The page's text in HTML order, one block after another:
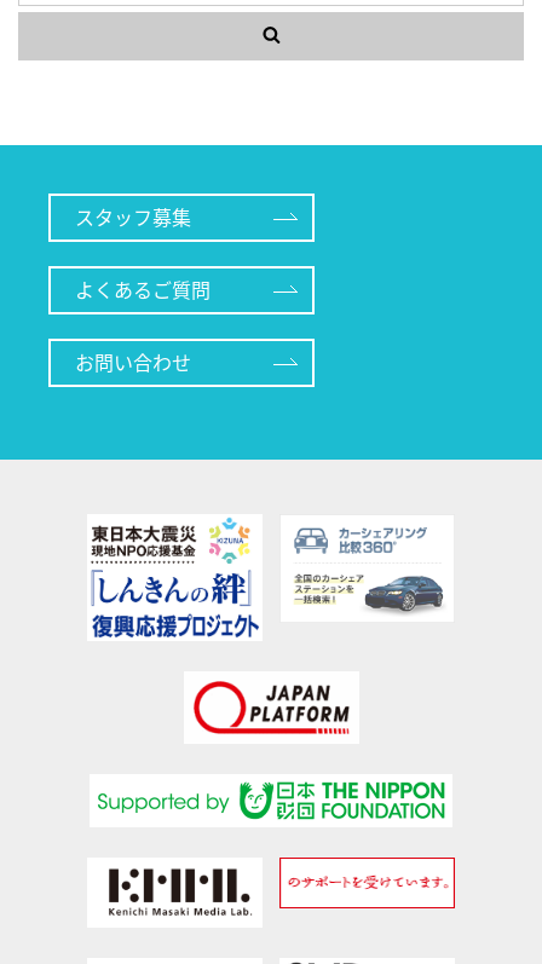
索
スタッフ募集
よくあるご質問
お問い合わせ